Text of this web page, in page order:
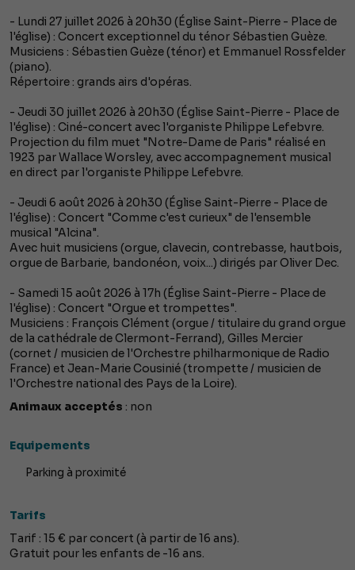
- Lundi 27 juillet 2026 à 20h30 (Église Saint-Pierre - Place de
l'église) : Concert exceptionnel du ténor Sébastien Guèze.
Musiciens : Sébastien Guèze (ténor) et Emmanuel Rossfelder
(piano).
Répertoire : grands airs d'opéras.
- Jeudi 30 juillet 2026 à 20h30 (Église Saint-Pierre - Place de
l'église) : Ciné-concert avec l'organiste Philippe Lefebvre.
Projection du film muet "Notre-Dame de Paris" réalisé en
1923 par Wallace Worsley, avec accompagnement musical
en direct par l'organiste Philippe Lefebvre.
- Jeudi 6 août 2026 à 20h30 (Église Saint-Pierre - Place de
l'église) : Concert "Comme c'est curieux" de l'ensemble
musical "Alcina".
Avec huit musiciens (orgue, clavecin, contrebasse, hautbois,
orgue de Barbarie, bandonéon, voix...) dirigés par Oliver Dec.
- Samedi 15 août 2026 à 17h (Église Saint-Pierre - Place de
l'église) : Concert "Orgue et trompettes".
Musiciens : François Clément (orgue / titulaire du grand orgue
de la cathédrale de Clermont-Ferrand), Gilles Mercier
(cornet / musicien de l'Orchestre philharmonique de Radio
France) et Jean-Marie Cousinié (trompette / musicien de
l'Orchestre national des Pays de la Loire).
Animaux acceptés : non
Equipements
Parking à proximité
Tarifs
Tarif : 15 € par concert (à partir de 16 ans).
Gratuit pour les enfants de -16 ans.